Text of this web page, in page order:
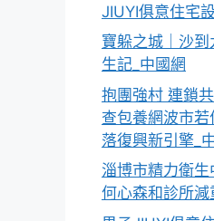
JIUYI俱意住宅
寶躲之城｜沙
生記_中國網
抱團強村 連鎖
查包養網波市
落復興新引擎_
淄博市精力衛
何心森和診所